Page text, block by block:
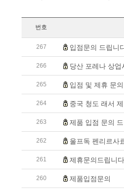
번호
267 입점문의 드립니
266 당산 포레나 상업
265 입점 및 제휴 문의
264 중국 청도 래서
263 제품 입점 문의 드
262 울프독 펜리르사
261 제휴문의드립니다.
260 제품입점문의